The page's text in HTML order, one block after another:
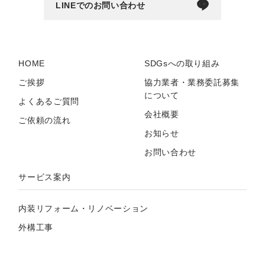
LINEでのお問い合わせ
HOME
ご挨拶
よくあるご質問
ご依頼の流れ
SDGsへの取り組み
協力業者・業務委託募集
について
会社概要
お知らせ
お問い合わせ
サービス案内
内装リフォーム・リノベーション
外構工事